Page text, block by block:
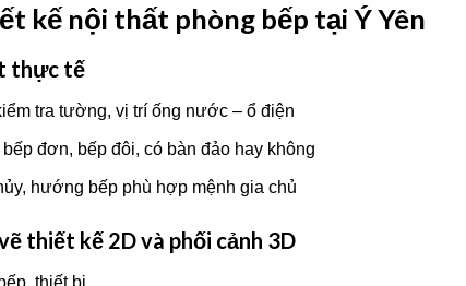
kế nội thất phòng bếp tại Ý Yên
thực tế
tra tường, vị trí ống nước – ổ điện
đơn, bếp đôi, có bàn đảo hay không
hướng bếp phù hợp mệnh gia chủ
thiết kế 2D và phối cảnh 3D